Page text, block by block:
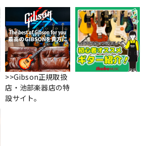
>>Gibson正規取扱
店・池部楽器店の特
設サイト。